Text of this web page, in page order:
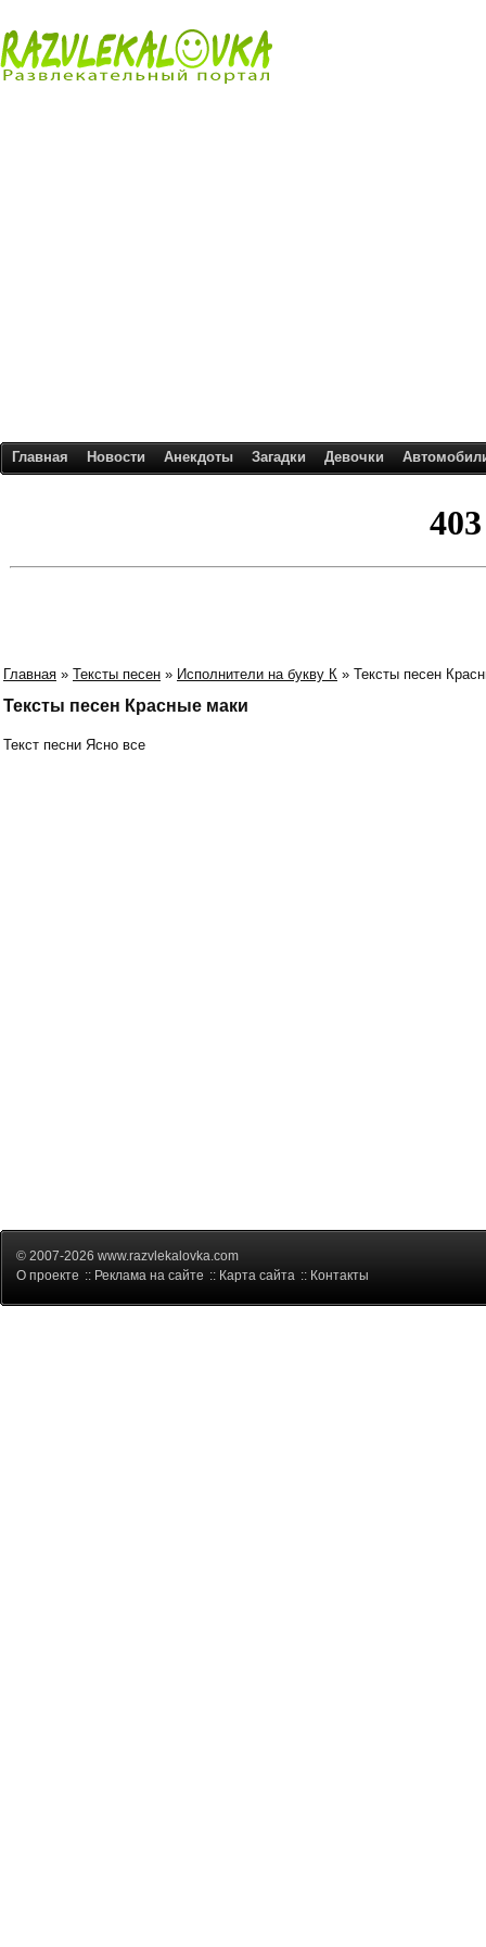
Главная Новости Анекдоты Загадки Девочки
Главная » Тексты песен » Исполнители на букву К » Тексты песен
Тексты песен Красные маки
Текст песни Ясно все
© 2007-2026 www.razvlekalovka.com
О проекте :: Реклама на сайте :: Карта сайта :: Контакты